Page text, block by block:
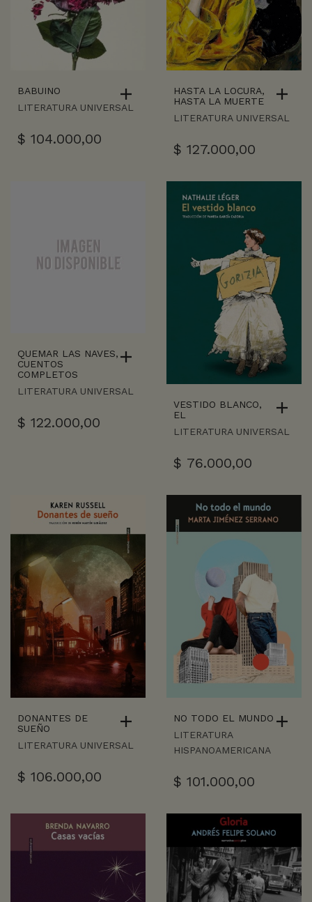
BABUINO
LITERATURA UNIVERSAL
$ 104.000,00
HASTA LA LOCURA,
HASTA LA MUERTE
LITERATURA UNIVERSAL
$ 127.000,00
QUEMAR LAS NAVES,
CUENTOS
COMPLETOS
LITERATURA UNIVERSAL
$ 122.000,00
VESTIDO BLANCO,
EL
LITERATURA UNIVERSAL
$ 76.000,00
DONANTES DE
SUEÑO
LITERATURA UNIVERSAL
$ 106.000,00
NO TODO EL MUNDO
LITERATURA
HISPANOAMERICANA
$ 101.000,00